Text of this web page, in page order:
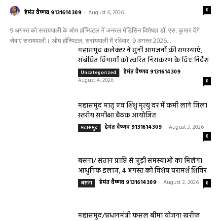
हेमंत वैष्णव 9131614309 - August 6, 2026 0
9 अगस्त को सरायपाली के ओम हॉस्पिटल में जनरल मेडिसिन विशेषज्ञ डॉ. एस. कुमार देंगे
सेवाएं सरायपाली। ओम हॉस्पिटल, सरायपाली में रविवार, 9 अगस्त 2026...
महासमुंद कलेक्टर ने सुनी आमजनों की समस्याएं,
संबंधित विभागों को त्वरित निराकरण के दिए निर्देश
Uncategorized हेमंत वैष्णव 9131614309 -
August 4, 2026
0
महासमुंद मातृ एवं शिशु मृत्यु दर में कमी लाने जिला
स्तरीय समीक्षा बैठक आयोजित
महासमुंद हेमंत वैष्णव 9131614309 - August 3, 2026
0
बसना/ संतान प्राप्ति से जुड़ी समस्याओं का मिलेगा
आधुनिक इलाज, 4 अगस्त को विशेष परामर्श शिविर
बसना हेमंत वैष्णव 9131614309 - August 2, 2026 0
महासमुंद/प्रधानमंत्री फसल बीमा योजना खरीफ